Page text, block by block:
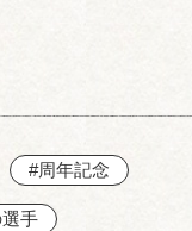
#周年記念
手